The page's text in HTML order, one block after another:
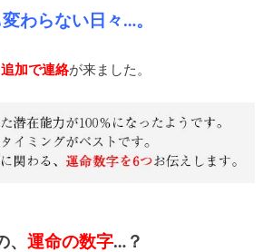
わらない日々…。
追加で連絡が来ました。
、運命の数字…？